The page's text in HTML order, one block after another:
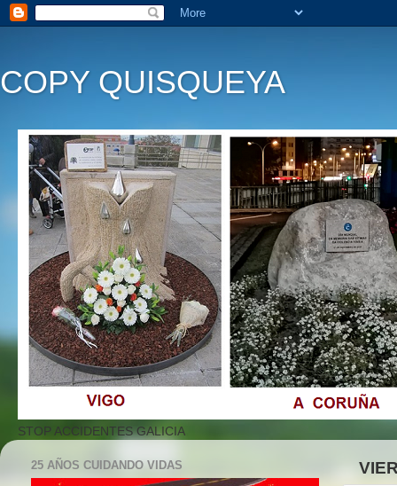
COPY QUISQUEYA
STOP ACCIDENTES GALICIA
25 AÑOS CUIDANDO VIDAS